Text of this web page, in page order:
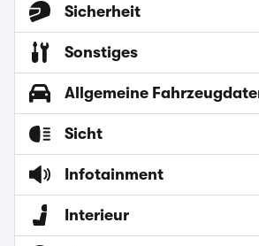
Sicherheit
Sonstiges
Allgemeine
Sicht
Infotainment
Interieur